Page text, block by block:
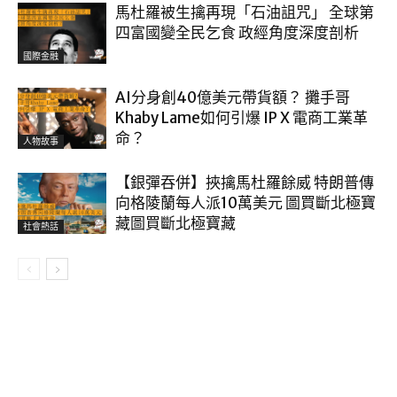
國際金融
馬杜羅被生擒再現「石油詛咒」 全球第
四富國變全民乞食 政經角度深度剖析
人物故事
AI分身創40億美元帶貨額？ 攤手哥
Khaby Lame如何引爆 IP X 電商工業革
命？
社會熱話
【銀彈吞併】挾擒馬杜羅餘威 特朗普傳
向格陵蘭每人派10萬美元 圖買斷北極寶
藏圖買斷北極寶藏